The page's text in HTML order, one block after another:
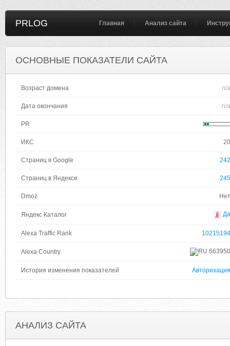
PRLOG Главная Анализ сайта
ОСНОВНЫЕ ПОКАЗАТЕЛИ САЙТА
Возраст домена n/a
Дата окончания n/a
PR
ИКС 20
Страниц в Google 242
Страниц в Яндексе 245
Dmoz Нет
Яндекс Каталог Да
Alexa Traffic Rank 10215194
Alexa Country 663950
История изменения показателей Авторизация
АНАЛИЗ САЙТА